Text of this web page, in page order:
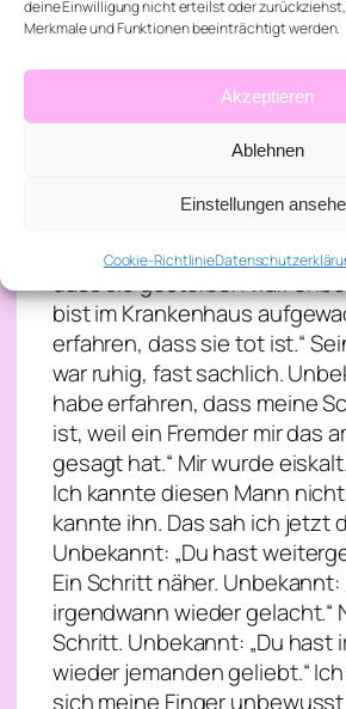
deine Einwilligung nicht erteilst oder
Merkmale und Funktionen beeinträchtigt werden.
Akzeptieren
Ablehnen
Einstellungen
Cookie-Richtlinie
wie versteinert, jede
angespannt. Alec: „Lass sie da
Unbekannt: „So wie du
rausgelassen hast?“ Mir zog
Magen zusammen. Olivia.
ich, worum es ging. Der
Jahren. Alec hatte mir erzählt,
Unfallort sofort bewusstlos
und erst im Krankenhaus
dass sie gestorben war.
bist im Krankenhaus
erfahren, dass sie tot ist.“
war ruhig, fast sachlich.
habe erfahren, dass meine
ist, weil ein Fremder mir das
gesagt hat.“ Mir wurde
Ich kannte diesen Mann
kannte ihn. Das sah ich jetzt
Unbekannt: „Du hast
Ein Schritt näher. Unbekannt:
irgendwann wieder gelacht.“
Schritt. Unbekannt: „Du hast
wieder jemanden geliebt.“
sich meine Finger